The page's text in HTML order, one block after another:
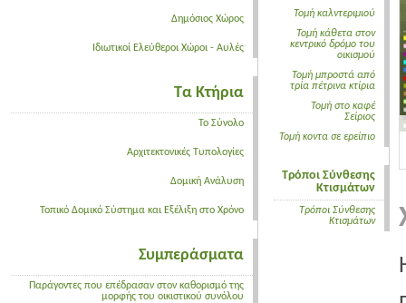
Δημόσιος Χώρος
Ιδιωτικοί Ελεύθεροι Χώροι - Αυλές
Τα Κτήρια
Το Σύνολο
Αρχιτεκτονικές Τυπολογίες
Δομική Ανάλυση
Τοπικό Δομικό Σύστημα και Εξέλιξη στο Χρόνο
Συμπεράσματα
Παράγοντες που επέδρασαν στον καθορισμό της
μορφής του οικιστικού συνόλου
Τομή καλντεριμιού
Τομή κάθετα στον
κεντρικό δρόμο του
οικισμού
Τομή μπροστά από
τρία πέτρινα κτίρια
Τομή στο καφέ
Σείριος
Τομή κοντα σε ερείπιο
Τρόποι Σύνθεσης
Κτισμάτων
Τρόποι Σύνθεσης
Κτισμάτων